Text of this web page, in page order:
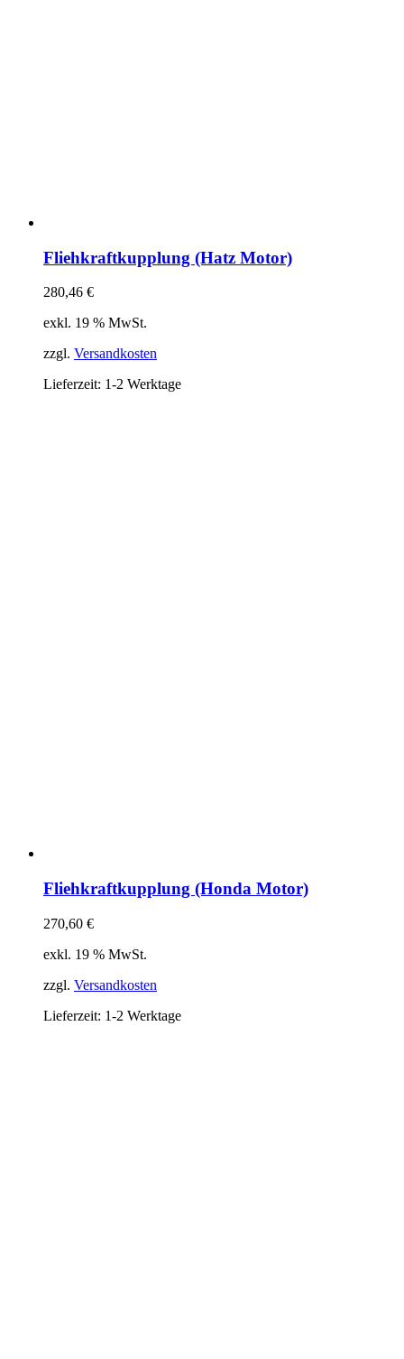
Fliehkraftkupplung (Hatz Motor)
280,46 €
exkl. 19 % MwSt.
zzgl. Versandkosten
Lieferzeit: 1-2 Werktage
Fliehkraftkupplung (Honda Motor)
270,60 €
exkl. 19 % MwSt.
zzgl. Versandkosten
Lieferzeit: 1-2 Werktage